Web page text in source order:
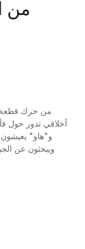
من
من حرك قطعة
أخلاقي تدور حول
و"هاو" يعيشون
ويبحثون عن